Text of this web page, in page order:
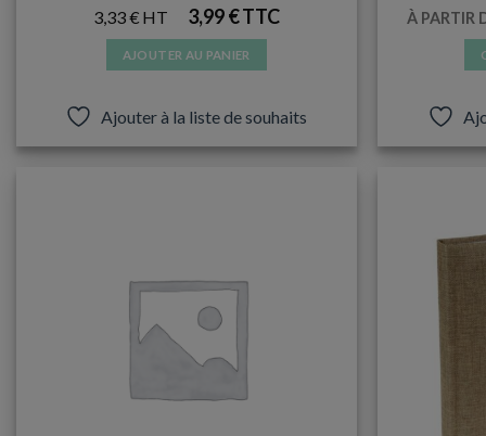
3,33€ 3,99€
AJOUTER AU PANIER
Ajouter à la liste de souhaits
À PARTIR